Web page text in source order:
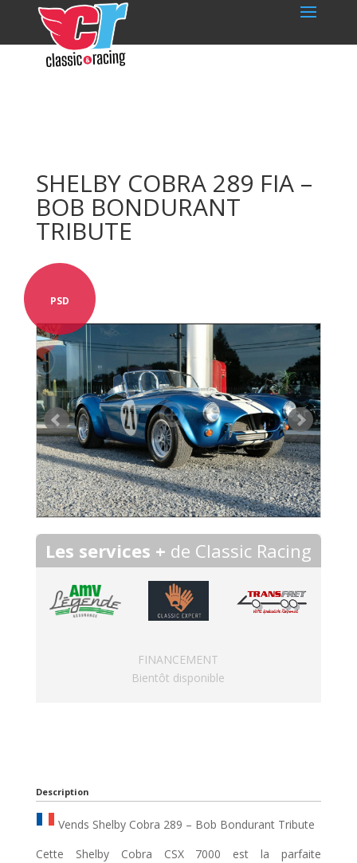
SHELBY COBRA 289 FIA –
BOB BONDURANT
TRIBUTE
PSD
Les services + de Classic Racing
FINANCEMENT
Bientôt disponible
Description
Vends Shelby Cobra 289 – Bob Bondurant Tribute
Cette Shelby Cobra CSX 7000 est la parfaite